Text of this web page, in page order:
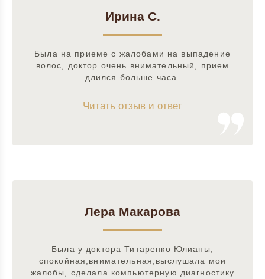
Ирина С.
Была на приеме с жалобами на выпадение
волос, доктор очень внимательный, прием
длился больше часа.
Читать отзыв и ответ
Лера Макарова
Была у доктора Титаренко Юлианы,
спокойная,внимательная,выслушала мои
жалобы, сделала компьютерную диагностику